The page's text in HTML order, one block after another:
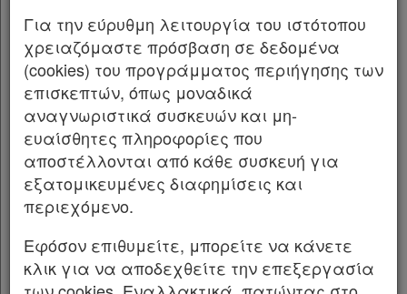
Παρ.2
Παρ.3
Παρ.4
Άρθρο 2
Άρθρο 3
ΚΕΦΑΛΑΙΟ Β΄ [-]
Άρθρο 4 [-]
Παρ.1
Παρ.2
Παρ.3
Παρ.4
Παρ.5
ΝΟΜΟΣ ΥΠ' ΑΡΙΘ. 4150 ΦΕΚ Α΄102/29.04.2013
Ανασυγκρότηση του Υπουργείου Ναυτιλίας και
Αιγαίου και άλλες διατάξεις.
Ο ΠΡΟΕΔΡΟΣ ΤΗΣ ΕΛΛΗΝΙΚΗΣ ΔΗΜΟΚΡΑΤΙΑΣ
Εκδίδομε τον ακόλουθο νόμο που ψήφισε η
Βουλή:
ΚΕΦΑΛΑΙΟ Α΄
ΟΡΓΑΝΩΣΗ ΥΠΟΥΡΓΕΙΟΥ ΝΑΥΤΙΛΙΑΣ ΚΑΙ
ΑΙΓΑΙΟΥ
Για την εύρυθμη λειτουργία του ιστότοπου
χρειαζόμαστε πρόσβαση σε δεδομένα
(cookies) του προγράμματος περιήγησης των
επισκεπτών, όπως μοναδικά
αναγνωριστικά συσκευών και μη-
ευαίσθητες πληροφορίες που
αποστέλλονται από κάθε συσκευή για
εξατομικευμένες διαφημίσεις και
περιεχόμενο.
Εφόσον επιθυμείτε, μπορείτε να κάνετε
κλικ για να αποδεχθείτε την επεξεργασία